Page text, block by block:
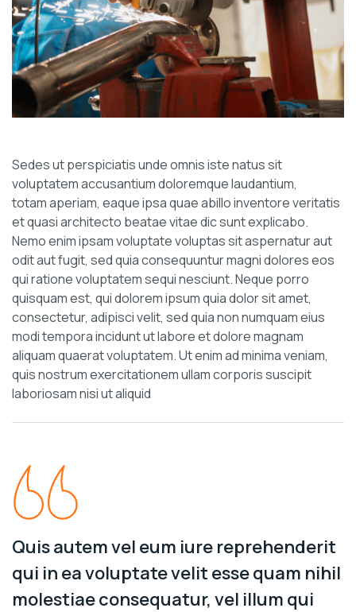
Sedes ut perspiciatis unde omnis iste natus sit
voluptatem accusantium doloremque laudantium,
totam aperiam, eaque ipsa quae abillo inventore veritatis
et quasi architecto beatae vitae dic sunt explicabo.
Nemo enim ipsam voluptate voluptas sit aspernatur aut
odit aut fugit, sed quia consequuntur magni dolores eos
qui ratione voluptatem sequi nesciunt. Neque porro
quisquam est, qui dolorem ipsum quia dolor sit amet,
consectetur, adipisci velit, sed quia non numquam eius
modi tempora incidunt ut labore et dolore magnam
aliquam quaerat voluptatem. Ut enim ad minima veniam,
quis nostrum exercitationem ullam corporis suscipit
laboriosam nisi ut aliquid
Quis autem vel eum iure reprehenderit
qui in ea voluptate velit esse quam nihil
molestiae consequatur, vel illum qui